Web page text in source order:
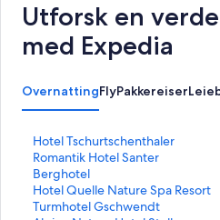
Utforsk en
med Expedia
OvernattingFlyPakkereiser
Hotel Tschurtschenthaler
L
i
n
k
s
Romantik Hotel Santer
L
i
n
k
Berghotel
L
i
n
Hotel Quelle Nature Spa Resort
L
iTurmhotel Gschwendt
L